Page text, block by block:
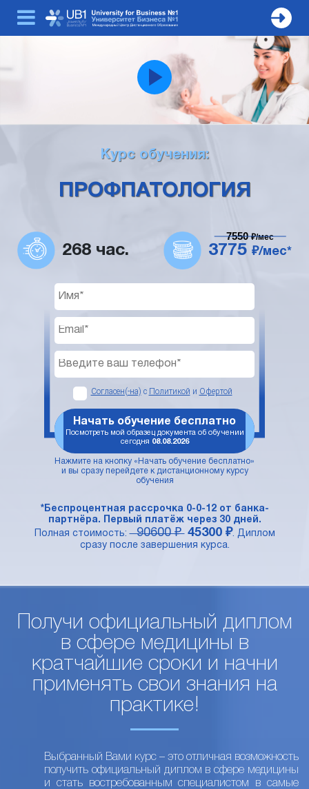
Курс обучения:
ПРОФПАТОЛОГИЯ
268 час. 3775 ₽/мес*
7550₽/мес
Согласен(-на) с Политикой и Офертой
Начать обучение бесплатно
Посмотреть мой образец документа об обучении
сегодня 08.08.2026
Нажмите на кнопку «Начать обучение бесплатно»
и вы сразу перейдете к дистанционному курсу
обучения
*Беспроцентная рассрочка 0-0-12 от банка-
партнёра. Первый платёж через 30 дней.
Полная стоимость:90600 ₽ 45300 ₽. Диплом
сразу после завершения курса.
Получи официальный диплом
в сфере медицины в
кратчайшие сроки и начни
применять свои знания на
практике!
Выбранный Вами курс – это отличная возможность
получить официальный диплом в сфере медицины
и стать востребованным специалистом в самые